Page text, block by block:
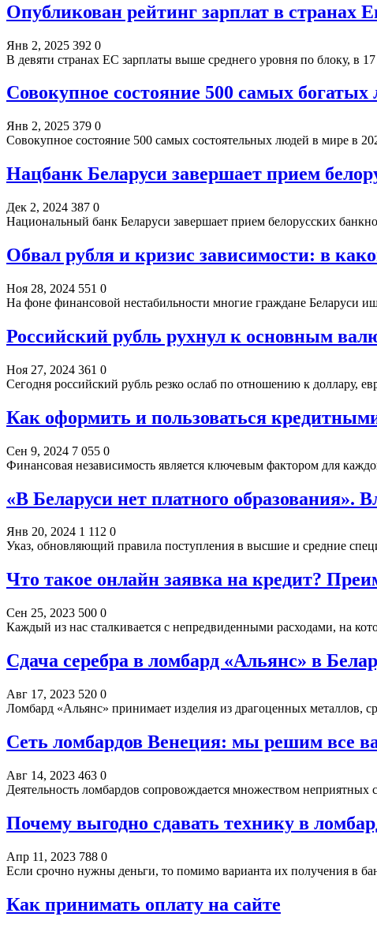
Опубликован рейтинг зарплат в странах
Янв 2, 2025 392 0
В девяти странах ЕС зарплаты выше среднего уровня по блоку, в
Совокупное состояние 500 самых
Янв 2, 2025 379 0
Совокупное состояние 500 самых состоятельных людей в мире в
Нацбанк Беларуси завершает прием
Дек 2, 2024 387 0
Национальный банк Беларуси завершает прием белорусских
Обвал рубля и кризис зависимости: в
Ноя 28, 2024 551 0
На фоне финансовой нестабильности многие граждане Беларуси
Российский рубль рухнул к основным
Ноя 27, 2024 361 0
Сегодня российский рубль резко ослаб по отношению к доллару,
Как оформить и пользоваться
Сен 9, 2024 7 055 0
Финансовая независимость является ключевым фактором для
«В Беларуси нет платного образования».
Янв 20, 2024 1 112 0
Указ, обновляющий правила поступления в высшие и средние
Что такое онлайн заявка на кредит?
Сен 25, 2023 500 0
Каждый из нас сталкивается с непредвиденными расходами, на
Сдача серебра в ломбард «Альянс» в
Авг 17, 2023 520 0
Ломбард «Альянс» принимает изделия из драгоценных металлов,
Сеть ломбардов Венеция: мы решим все
Авг 14, 2023 463 0
Деятельность ломбардов сопровождается множеством
Почему выгодно сдавать технику в
Апр 11, 2023 788 0
Если срочно нужны деньги, то помимо варианта их получения в
Как принимать оплату на сайте